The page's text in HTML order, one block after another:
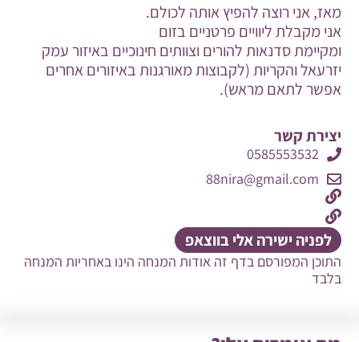
מאז, אני רוצה להפיץ אותה לכולם.
אני מקבלת ליוויים פרטניים בזום
ומקיימת סדנאות להורים וצוותים חינוכיים באיזור עמק
יזרעאל והקריות (לקבוצות מאורגנות באיזורים אחרים
אפשר לתאם מראש).
יצירת קשר
0585553532
88nira@gmail.com
לפניה ישירה אלי בווצאפ
התוכן המפורסם בדף זה אודות המנחה הינו באחריות המנחה
בלבד